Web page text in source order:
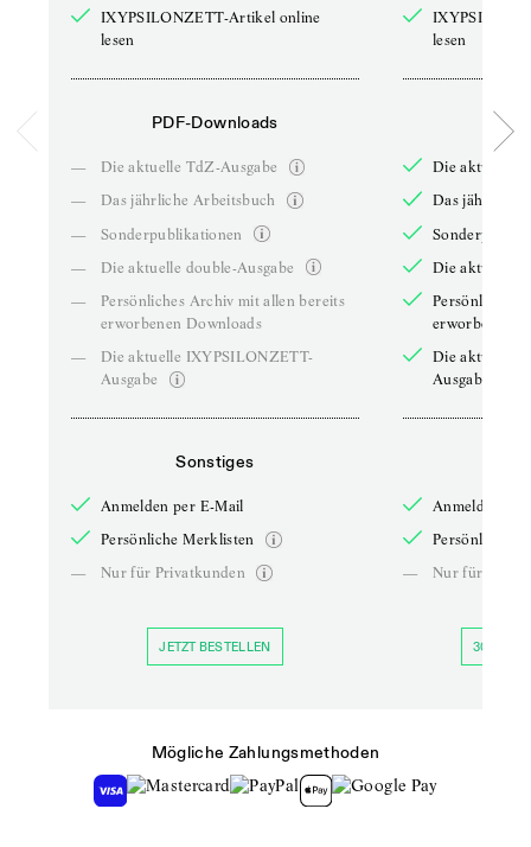
IXYPSILONZETT-Artikel online
lesen
PDF-Downloads
—
Die aktuelle TdZ-Ausgabe
—
Das jährliche Arbeitsbuch
—
Sonderpublikationen
—
Die aktuelle double-Ausgabe
—
Persönliches Archiv mit allen bereits
erworbenen Downloads
—
Die aktuelle IXYPSILONZETT-
Ausgabe
Sonstiges
Anmelden per E-Mail
Persönliche Merklisten
—
Nur für Privatkunden
JETZT BESTELLEN
lesen
Die aktuelle
Das jährliche
Die aktuelle
Persönliches
erworbenen
Die aktuelle
Ausgabe
Anmelden
Persönliche
—
Nur für
30 TAGE
Mögliche Zahlungsmethoden